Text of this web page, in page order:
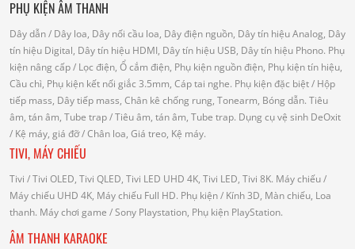
PHỤ KIỆN ÂM THANH
Dây dẫn/ Dây loa, Dây nối cầu loa, Dây điện nguồn, Dây tín hiệu Analog, Dây
tín hiệu Digital, Dây tín hiệu HDMI, Dây tín hiệu USB, Dây tín hiệu Phono. Phụ
kiện nâng cấp/ Lọc điện, Ổ cắm điện, Phụ kiện nguồn điện, Phụ kiện tín hiệu,
Cầu chì, Phụ kiện kết nối giắc 3.5mm, Cáp tai nghe. Phụ kiện đặc biệt/ Hộp
tiếp mass, Dây tiếp mass, Chân kê chống rung, Tonearm, Bóng dẫn. Tiêu
âm, tán âm, Tube trap/ Tiêu âm, tán âm, Tube trap. Dụng cụ vệ sinh DeOxit
/ Kệ máy, giá đỡ/ Chân loa, Giá treo, Kệ máy.
TIVI, MÁY CHIẾU
Tivi / Tivi OLED, Tivi QLED, Tivi LED UHD 4K, Tivi LED, Tivi 8K. Máy chiếu/
Máy chiếu UHD 4K, Máy chiếu Full HD. Phụ kiện/ Kính 3D, Màn chiếu, Loa
thanh. Máy chơi game / Sony Playstation, Phụ kiện PlayStation.
ÂM THANH KARAOKE